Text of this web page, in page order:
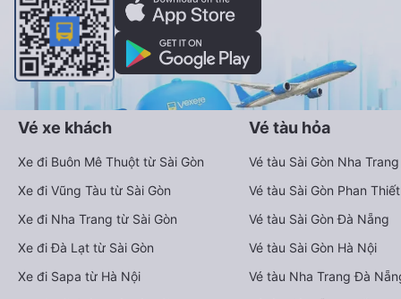
Vé xe khách
Xe đi Buôn Mê Thuột từ Sài Gòn
Xe đi Vũng Tàu từ Sài Gòn
Xe đi Nha Trang từ Sài Gòn
Xe đi Đà Lạt từ Sài Gòn
Xe đi Sapa từ Hà Nội
Vé tàu hỏa
Vé tàu Sài Gòn Nha Trang
Vé tàu Sài Gòn Phan Thiết
Vé tàu Sài Gòn Đà Nẵng
Vé tàu Sài Gòn Hà Nội
Vé tàu Nha Trang Đà